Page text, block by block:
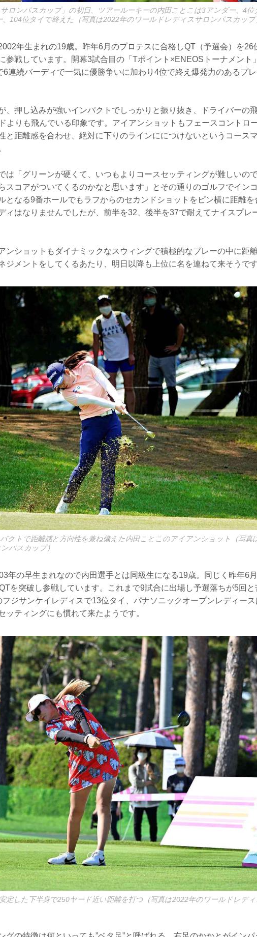
サロンパスカップ」の初日、ツアールーキーの内田ことこは3アンダー、4位
、104位タイで終えた（写真は2022年のワールドレディスサロンパスカップ
年生まれの19歳。昨年6月のプロテスに合格しQT（予選会）を26
参戦しています。開幕3試合目の「Tポイント×ENEOSトーナメント
6連続バーディで一気に優勝争いに加わり4位で終え爆発力のあるプ
、押し込みが強いインパクトでしっかりと振り抜き、ドライバーの
よりも飛んでいる印象です。アイアンショットもフェースコントロ
と距離感を合わせ、絶対に下りのラインににつけないというコース
は「グリーンが硬くて、いつもよりコースセッティングが難しいの
スコアがついてくるのかなと思います」とその通りのゴルフでイン
となる9番ホールでもラフからのセカンドショットをピン横に距離
ィはなりませんでしたが、前半を32、後半を37で耐えてナイスプレ
ンショットもダイナミックなスウィングで積極的なプレーの中に距
ジメントをしてくるあたり、明日以降も上位に名を連ねて来そうです
クトで距離感と方向性を兼ね備えた内田ことこのアイアンショット（写真
パスカップ）
年の早生まれなので内田選手とは同級生になる19歳。同じく昨年6
を突破し参戦しています。これまで9試合に出場し予選落ちが5回
フジサンケイレディスで13位タイ、パナソニックオープンレディース
ッティングにも慣れて来たようです。
定した下半身で250ヤード近い距離を打つ（写真は2022年のワールドレデ